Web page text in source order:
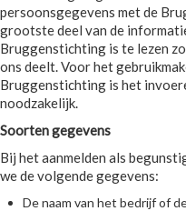
persoonsgegevens met de
grootste deel van de
Bruggenstichting is te lezen
ons deelt. Voor het
Bruggenstichting is het
noodzakelijk.
Soorten gegevens
Bij het aanmelden als
we de volgende gegevens:
De naam van het bedrijf of